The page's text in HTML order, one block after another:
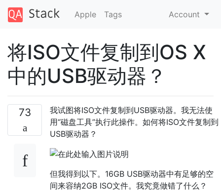
Apple Tags Account
将ISO文件复制到OS X
中的USB驱动器？
73
我试图将ISO文件复制到USB驱动器。我无法使
用“磁盘工具”执行此操作。如何将ISO文件复制到
USB驱动器？
但我得到以下。16GB USB驱动器中有足够的空
间来容纳2GB ISO文件。我究竟做错了什么？